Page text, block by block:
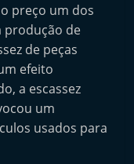
preço um dos
produção de
de peças
efeito
a escassez
um
usados para